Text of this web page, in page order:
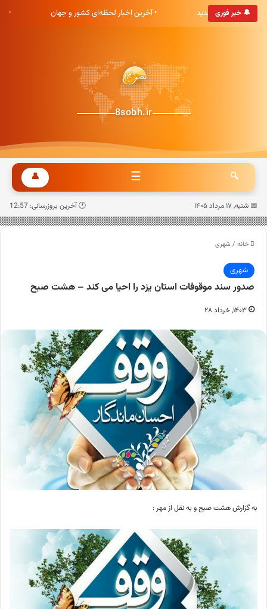
🔔 خبر فوری
هشت صبح خوش آمدید • آخرین اخبار لحظه‌ای کشور و جهان
8sobh.ir
🔍
☰
👤
📅 شنبه, ۱۷ مرداد ۱۴۰۵ 🕐 آخرین بروزرسانی: 12:57
خانه / شهری
شهری
صدور سند موقوفات استان یزد را احیا می کند – هشت صبح
۱۴۰۳, خرداد ۲۸
به گزارش هشت صبح و به نقل از مهر :